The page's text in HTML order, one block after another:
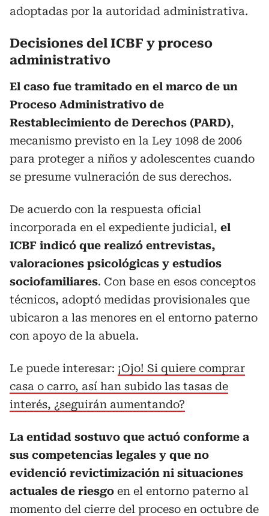
adoptadas por la autoridad administrativa.
Decisiones del ICBF y proceso
administrativo
El caso fue tramitado en el marco de un
Proceso Administrativo de
Restablecimiento de Derechos (PARD),
mecanismo previsto en la Ley 1098 de 2006
para proteger a niños y adolescentes cuando
se presume vulneración de sus derechos.
De acuerdo con la respuesta oficial
incorporada en el expediente judicial, el
ICBF indicó que realizó entrevistas,
valoraciones psicológicas y estudios
sociofamiliares. Con base en esos conceptos
técnicos, adoptó medidas provisionales que
ubicaron a las menores en el entorno paterno
con apoyo de la abuela.
Le puede interesar: ¡Ojo! Si quiere comprar
casa o carro, así han subido las tasas de
interés, ¿seguirán aumentando?
La entidad sostuvo que actuó conforme a
sus competencias legales y que no
evidenció revictimización ni situaciones
actuales de riesgo en el entorno paterno al
momento del cierre del proceso en octubre de